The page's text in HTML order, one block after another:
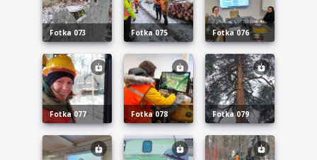
fotka 073 fotka 075 fotka 076
fotka 077 fotka 078 fotka 079